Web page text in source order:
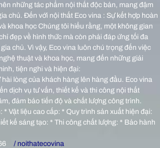
những tác phẩm nội thất độc bản, mang đậm
chủ. Đến với nội thất Eco vina : Sự kết hợp hoàn
khoa học Chúng tôi hiểu rằng, một không gian
đẹp về hình thức mà còn phải đáp ứng tối đa
chủ. Vì vậy, Eco vina luôn chú trọng đến việc
thuật và khoa học, mang đến những giải
tiện nghi và hiện đại:
lòng của khách hàng lên hàng đầu. Eco vina
dịch vụ tư vấn, thiết kế và thi công nội thất
đảm bảo tiến độ và chất lượng công trình.
* Vật liệu cao cấp: * Quy trình sản xuất hiện đại:
kế sáng tạo: * Thi công chất lượng: * Bảo hành
/ noithatecovina